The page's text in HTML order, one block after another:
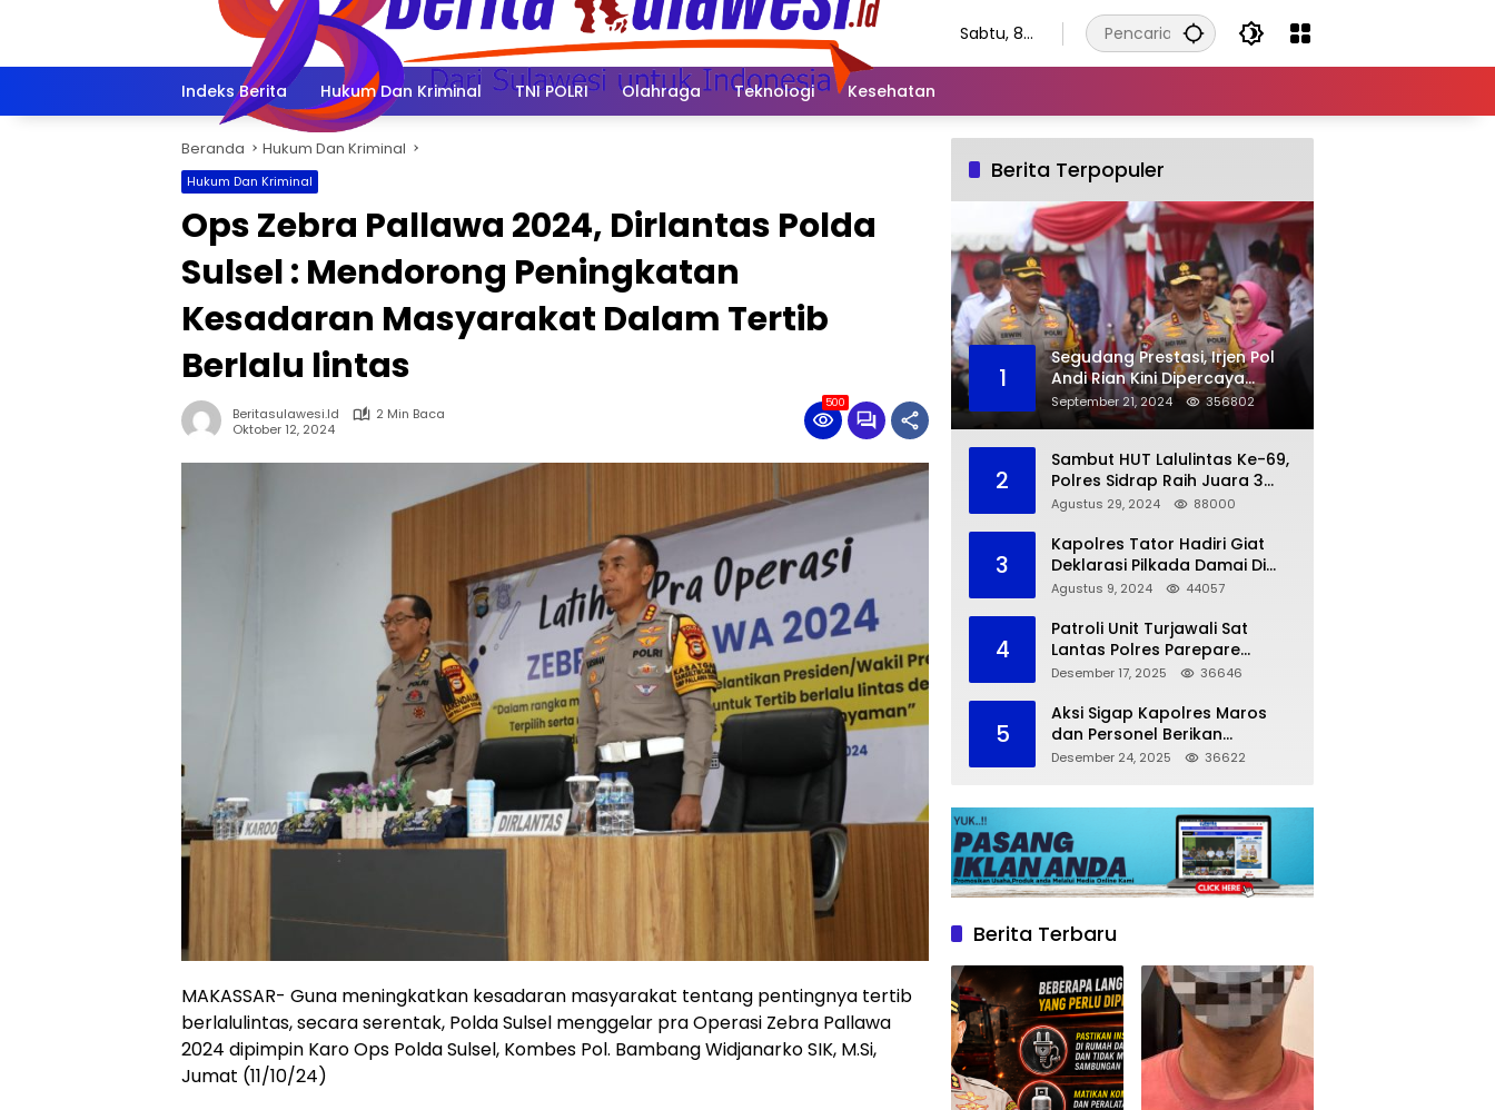
Sabtu, 8
Indeks Berita Hukum Dan Kriminal TNI POLRI Olahraga Teknologi Kesehatan
Beranda Hukum Dan Kriminal
Hukum Dan Kriminal
Ops Zebra Pallawa 2024, Dirlantas Polda
Sulsel : Mendorong Peningkatan
Kesadaran Masyarakat Dalam Tertib
Berlalu lintas
Beritasulawesi.id
2 Min Baca
Oktober 12, 2024
500
MAKASSAR- Guna meningkatkan kesadaran masyarakat tentang pentingnya tertib
berlalulintas, secara serentak, Polda Sulsel menggelar pra Operasi Zebra Pallawa
2024 dipimpin Karo Ops Polda Sulsel, Kombes Pol. Bambang Widjanarko SIK, M.Si,
Jumat (11/10/24)
Berita Terpopuler
1
Segudang Prestasi, Irjen Pol
Andi Rian Kini Dipercaya
Jabat Kapolda Ketiga Kalinya
September 21, 2024 356802
2
Sambut HUT Lalulintas Ke-69,
Polres Sidrap Raih Juara 3
dalam Kompetisi Pocil Zona 5
Agustus 29, 2024 88000
3
Kapolres Tator Hadiri Giat
Deklarasi Pilkada Damai Di
Makassar
Agustus 9, 2024 44057
4
Patroli Unit Turjawali Sat
Lantas Polres Parepare
Lakukan Pemantauan Area
Desember 17, 2025 36646
5
Aksi Sigap Kapolres Maros
dan Personel Berikan
Pertolongan Korban
Desember 24, 2025 36622
Berita Terbaru